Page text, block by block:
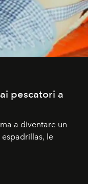
pescatori a
a diventare un
le